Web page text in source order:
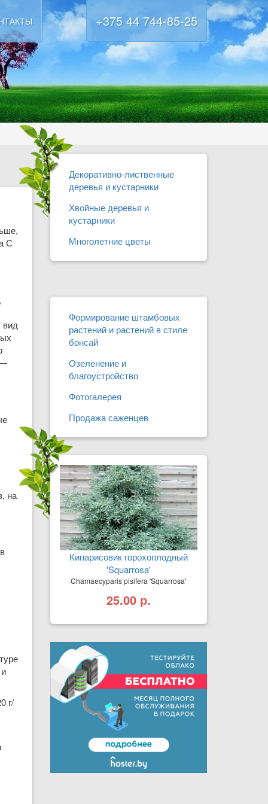
+375 44 744-85-25
С
вид
—
на
г/
Декоративно-лиственные
деревья и кустарники
Хвойные деревья и
кустарники
Многолетние цветы
Формирование штамбовых
растений и растений в стиле
бонсай
Озеленение и
благоустройство
Фотогалерея
Продажа саженцев
Кипарисовик горохоплодный
'Squarrosa'
Chamaecyparis pisifera 'Squarrosa'
25.00 р.